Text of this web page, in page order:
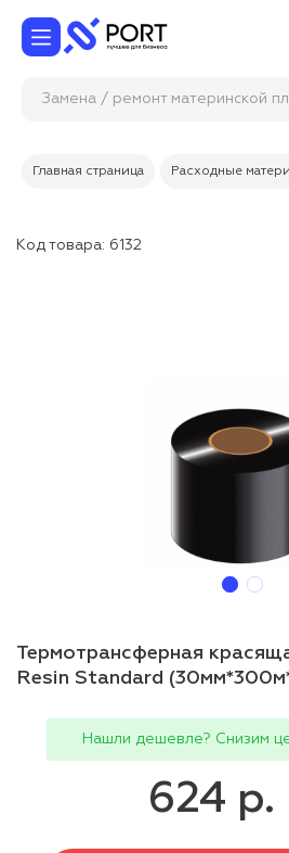
Замена / ремонт материнской
Главная страница Расходные
Код товара: 6132
Термотрансферная
Resin Standard
Нашли дешевле? Снизим
624 р.